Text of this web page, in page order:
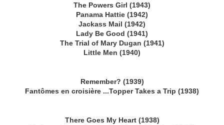
The Powers Girl (1943)
Panama Hattie (1942)
Jackass Mail (1942)
Lady Be Good (1941)
The Trial of Mary Dugan (1941)
Little Men (1940)
Remember? (1939)
Fantômes en croisière ...Topper Takes a Trip (1938)
There Goes My Heart (1938)